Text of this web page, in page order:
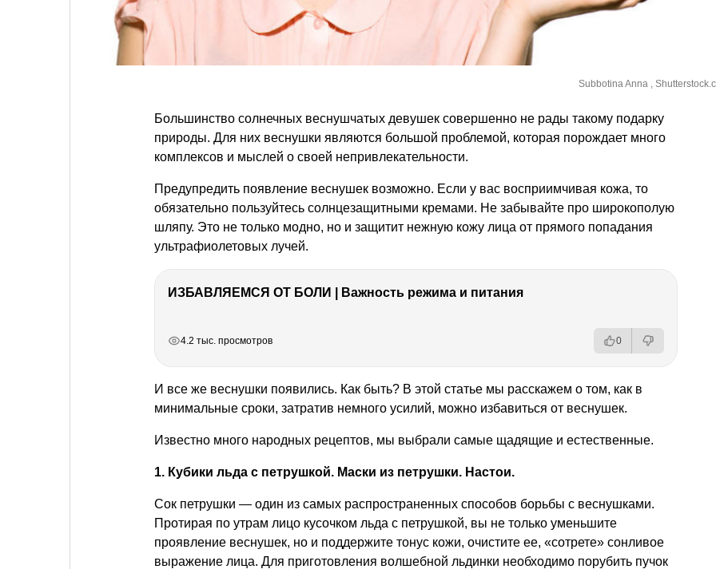
Subbotina Anna ,
Большинство солнечных веснушчатых девушек совершенно не рады такому подарку
природы. Для них веснушки являются большой проблемой, которая порождает много
комплексов и мыслей о своей непривлекательности.
Предупредить появление веснушек возможно. Если у вас восприимчивая кожа, то
обязательно пользуйтесь солнцезащитными кремами. Не забывайте про широкополую
шляпу. Это не только модно, но и защитит нежную кожу лица от прямого попадания
ультрафиолетовых лучей.
ИЗБАВЛЯЕМСЯ ОТ БОЛИ | Важность режима и питания
4.2 тыс. просмотров 0
И все же веснушки появились. Как быть? В этой статье мы расскажем о том, как в
минимальные сроки, затратив немного усилий, можно избавиться от веснушек.
Известно много народных рецептов, мы выбрали самые щадящие и естественные.
1. Кубики льда с петрушкой. Маски из петрушки. Настои.
Сок петрушки — один из самых распространенных способов борьбы с веснушками.
Протирая по утрам лицо кусочком льда с петрушкой, вы не только уменьшите
проявление веснушек, но и поддержите тонус кожи, очистите ее, «сотрете» сонливое
выражение лица. Для приготовления волшебной льдинки необходимо порубить пучок